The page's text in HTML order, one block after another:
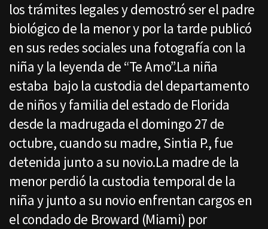
los trámites legales y demostró ser el padre
biológico de la menor y por la tarde publicó
en sus redes sociales una fotografía con la
niña y la leyenda de “Te Amo”.La niña
estaba bajo la custodia del departamento
de niños y familia del estado de Florida
desde la madrugada el domingo 27 de
octubre, cuando su madre, Sintia P., fue
detenida junto a su novio.La madre de la
menor perdió la custodia temporal de la
niña y junto a su novio enfrentan cargos en
el condado de Broward (Miami) por